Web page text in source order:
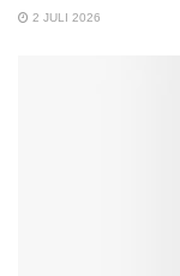
2 JULI 2026